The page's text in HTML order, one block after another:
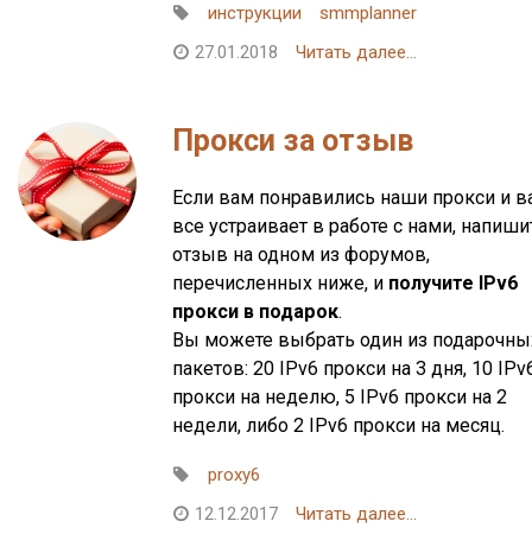
инструкции
smmplanner
27.01.2018
Читать далее...
Прокси за отзыв
Если вам понравились наши прокси и
все устраивает в работе с нами,
отзыв на одном из форумов,
перечисленных ниже, и получите IPv6
прокси в подарок.
Вы можете выбрать один из
пакетов: 20 IPv6 прокси на 3 дня, 10
прокси на неделю, 5 IPv6 прокси на 2
недели, либо 2 IPv6 прокси на месяц.
proxy6
12.12.2017
Читать далее...